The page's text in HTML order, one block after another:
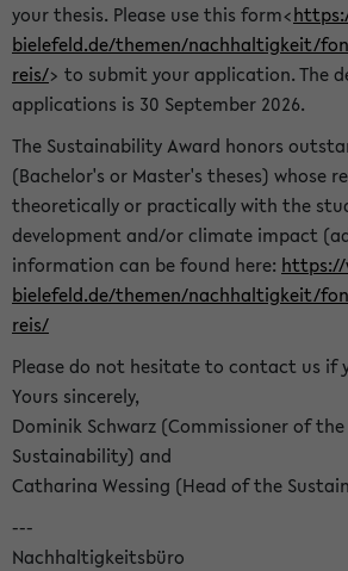
your thesis. Please use this form<
bielefeld.de/themen/nachhaltigkeit/
reis/> to submit your application. The
applications is 30 September 2026.
The Sustainability Award honors
(Bachelor's or Master's theses) whose
theoretically or practically with the
development and/or climate impact
information can be found here: https://
bielefeld.de/themen/nachhaltigkeit/
reis/
Please do not hesitate to contact us if
Yours sincerely,
Dominik Schwarz (Commissioner of
Sustainability) and
Catharina Wessing (Head of the
---
Nachhaltigkeitsbüro